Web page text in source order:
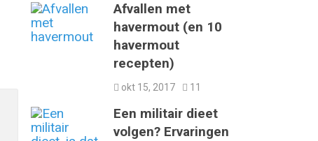
Afvallen met
havermout (en 10
havermout
recepten)
okt 15, 2017 11
Een militair dieet
volgen? Ervaringen